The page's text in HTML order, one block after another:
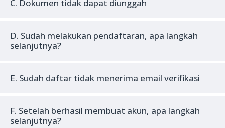
C. Dokumen tidak dapat diunggah
D. Sudah melakukan pendaftaran, apa langkah
selanjutnya?
E. Sudah daftar tidak menerima email verifikasi
F. Setelah berhasil membuat akun, apa langkah
selanjutnya?